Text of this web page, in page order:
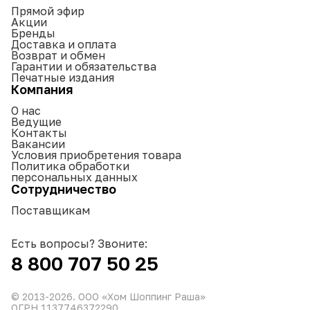
Прямой эфир
Акции
Бренды
Доставка и оплата
Возврат и обмен
Гарантии и обязательства
Печатные издания
Компания
О нас
Ведущие
Контакты
Вакансии
Условия приобретения товара
Политика обработки
персональных данных
Сотрудничество
Поставщикам
Есть вопросы? Звоните:
8 800 707 50 25
© 2013-2026. ООО «Хом Шоппинг Раша»
ОГРН 1137746372290